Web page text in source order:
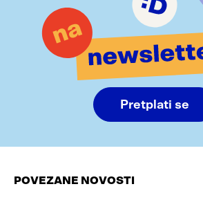
Pretplati se
POVEZANE NOVOSTI